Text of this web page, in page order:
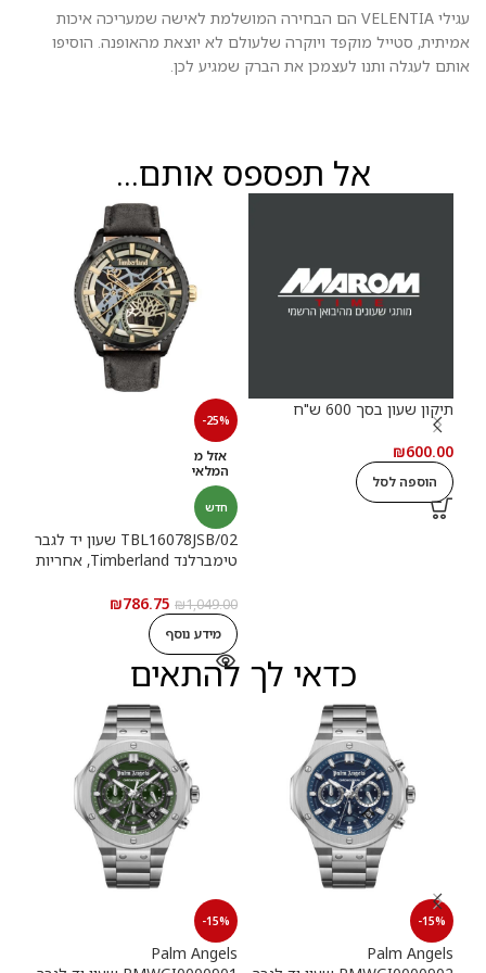
עגילי VELENTIA הם הבחירה המושלמת לאישה שמעריכה איכות
אמיתית, סטייל מוקפד ויוקרה שלעולם לא יוצאת מהאופנה. הוסיפו
אותם לעגלה ותנו לעצמכן את הברק שמגיע לכן.
אל תפספס אותם...
תיקון שעון בסך 600 ש"ח
₪600.00
הוספה לסל
-25%
אזל מ
המלאי
חדש
TBL16078JSB/02 שעון יד לגבר
טימברלנד Timberland, אחריות
₪1,049.00
₪786.75
מידע נוסף
כדאי לך להתאים
-15%
Palm Angels
-15%
Palm Angels